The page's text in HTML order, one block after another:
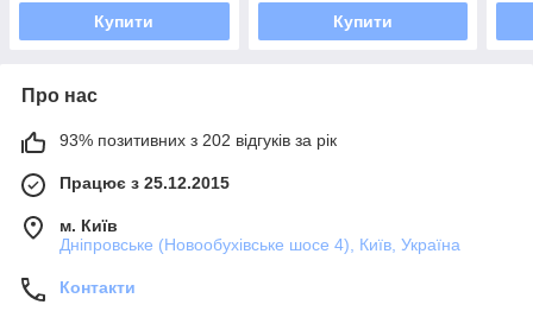
Купити Купити
Про нас
93% позитивних з 202 відгуків за рік
Працює з 25.12.2015
м. Київ
Дніпровське (Новообухівське шосе 4), Київ, Україна
Контакти